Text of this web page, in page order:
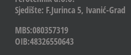
Ferotehnik d.o.o.
Sjedište: F.Jurinca 5, Ivanić-Grad
MBS:080357319